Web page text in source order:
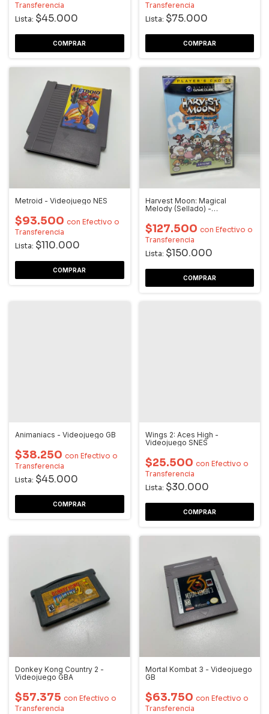
Transferencia
Lista: $45.000
Transferencia
Lista: $75.000
Metroid - Videojuego NES
$93.500 con Efectivo o
Transferencia
Lista: $110.000
Harvest Moon: Magical
Melody (Sellado) -
$127.500 con Efectivo o
Transferencia
Lista: $150.000
Animaniacs - Videojuego GB
$38.250 con Efectivo o
Transferencia
Lista: $45.000
Wings 2: Aces High -
Videojuego SNES
$25.500 con Efectivo o
Transferencia
Lista: $30.000
Donkey Kong Country 2 -
Videojuego GBA
$57.375 con Efectivo o
Transferencia
Mortal Kombat 3 - Videojuego
GB
$63.750 con Efectivo o
Transferencia